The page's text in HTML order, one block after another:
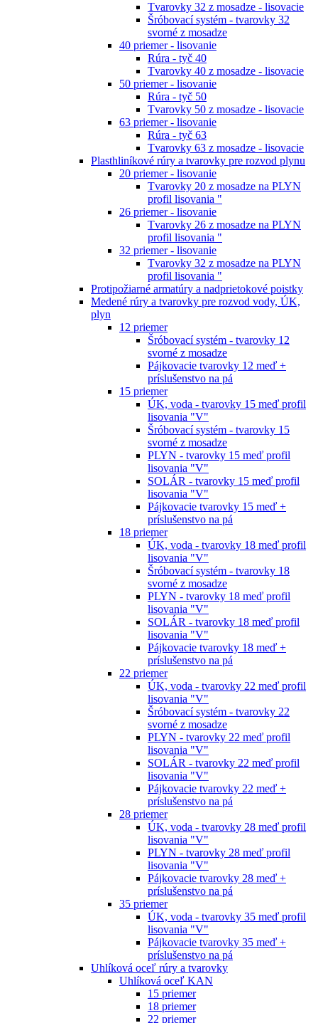
Tvarovky 32 z mosadze - lisovacie
Šróbovací systém - tvarovky 32
svorné z mosadze
40 priemer - lisovanie
Rúra - tyč 40
Tvarovky 40 z mosadze - lisovacie
50 priemer - lisovanie
Rúra - tyč 50
Tvarovky 50 z mosadze - lisovacie
63 priemer - lisovanie
Rúra - tyč 63
Tvarovky 63 z mosadze - lisovacie
Plasthliníkové rúry a tvarovky pre rozvod plynu
20 priemer - lisovanie
Tvarovky 20 z mosadze na PLYN
profil lisovania "
26 priemer - lisovanie
Tvarovky 26 z mosadze na PLYN
profil lisovania "
32 priemer - lisovanie
Tvarovky 32 z mosadze na PLYN
profil lisovania "
Protipožiarné armatúry a nadprietokové poistky
Medené rúry a tvarovky pre rozvod vody, ÚK,
plyn
12 priemer
Šróbovací systém - tvarovky 12
svorné z mosadze
Pájkovacie tvarovky 12 meď +
príslušenstvo na pá
15 priemer
ÚK, voda - tvarovky 15 meď profil
lisovania "V"
Šróbovací systém - tvarovky 15
svorné z mosadze
PLYN - tvarovky 15 meď profil
lisovania "V"
SOLÁR - tvarovky 15 meď profil
lisovania "V"
Pájkovacie tvarovky 15 meď +
príslušenstvo na pá
18 priemer
ÚK, voda - tvarovky 18 meď profil
lisovania "V"
Šróbovací systém - tvarovky 18
svorné z mosadze
PLYN - tvarovky 18 meď profil
lisovania "V"
SOLÁR - tvarovky 18 meď profil
lisovania "V"
Pájkovacie tvarovky 18 meď +
príslušenstvo na pá
22 priemer
ÚK, voda - tvarovky 22 meď profil
lisovania "V"
Šróbovací systém - tvarovky 22
svorné z mosadze
PLYN - tvarovky 22 meď profil
lisovania "V"
SOLÁR - tvarovky 22 meď profil
lisovania "V"
Pájkovacie tvarovky 22 meď +
príslušenstvo na pá
28 priemer
ÚK, voda - tvarovky 28 meď profil
lisovania "V"
PLYN - tvarovky 28 meď profil
lisovania "V"
Pájkovacie tvarovky 28 meď +
príslušenstvo na pá
35 priemer
ÚK, voda - tvarovky 35 meď profil
lisovania "V"
Pájkovacie tvarovky 35 meď +
príslušenstvo na pá
Uhlíková oceľ rúry a tvarovky
Uhlíková oceľ KAN
15 priemer
18 priemer
22 priemer